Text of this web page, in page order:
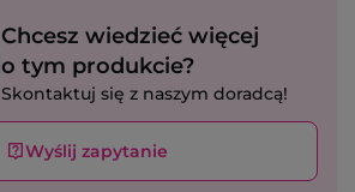
Chcesz wiedzieć więcej
o tym produkcie?
Skontaktuj się z naszym doradcą!
Wyślij zapytanie